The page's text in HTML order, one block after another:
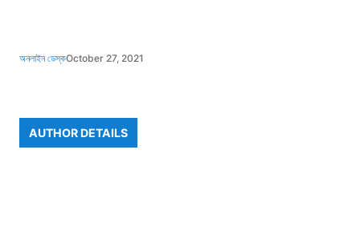
অনলাইন ডেস্কOctober 27, 2021
AUTHOR DETAILS